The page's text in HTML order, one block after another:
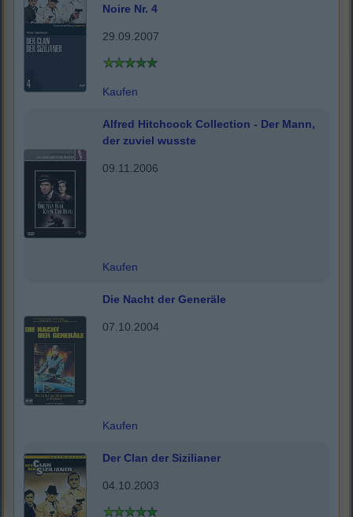
Noire Nr. 4
29.09.2007
Kaufen
Alfred Hitchcock Collection - Der Mann,
der zuviel wusste
09.11.2006
Kaufen
Die Nacht der Generäle
07.10.2004
Kaufen
Der Clan der Sizilianer
04.10.2003